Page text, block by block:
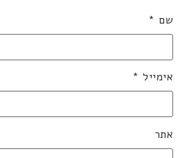
שם *
אימייל *
אתר